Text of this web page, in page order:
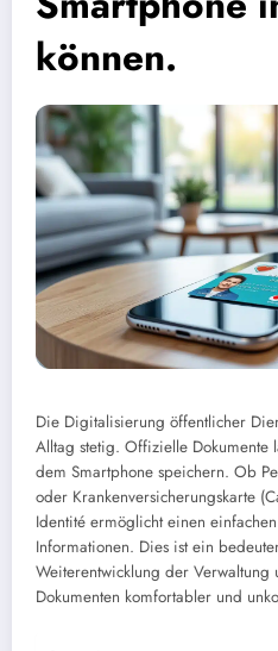
können.
Die Digitalisierung öffentlicher
Alltag stetig. Offizielle Dokumente
dem Smartphone speichern. Ob
oder Krankenversicherungskarte
Identité ermöglicht einen
Informationen. Dies ist ein
Weiterentwicklung der Verwaltung
Dokumenten komfortabler und